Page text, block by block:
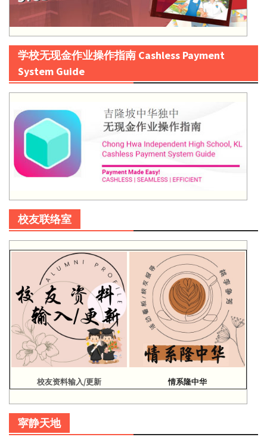
学校无现金作业操作指南 Cashless Payment
System Guide
校友联络室
校友资料输入/更新 情系隆中华
寜静天地